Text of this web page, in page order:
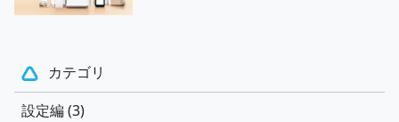
カテゴリ
設定編 (3)